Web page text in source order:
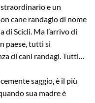
e un
cane randagio di nome
di Scicli. Ma l’arrivo di
paese, tutti si
di cani randagi. Tutti…
saggio, è il più
sua madre è